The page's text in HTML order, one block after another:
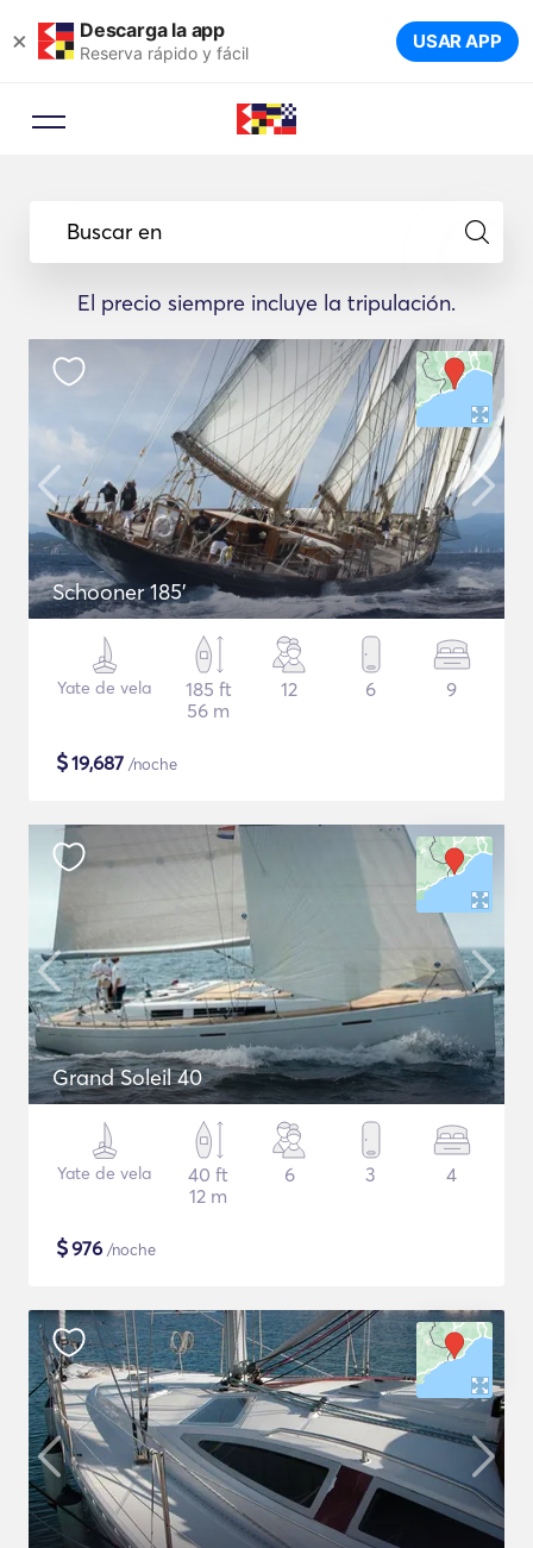
× Descarga la app
Reserva rápido y fácil USAR APP
Buscar en
El precio siempre incluye la tripulación.
Schooner 185'
Yate de vela
185 ft
56 m
12 6 9
$19,687 /noche
Grand Soleil 40
Yate de vela
40 ft
12 m
6 3 4
$976 /noche